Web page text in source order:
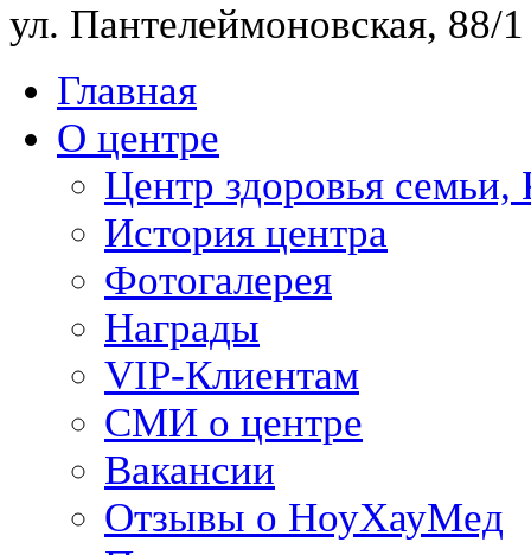
ул. Пантелеймоновская, 88/
Главная
О центре
Центр здоровья семьи,
История центра
Фотогалерея
Награды
VIP-Клиентам
СМИ о центре
Вакансии
Отзывы о НоуХауМед